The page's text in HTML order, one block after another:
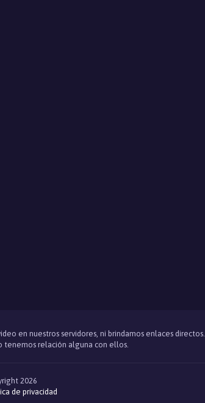
en nuestros servidores, ni brindamos enlaces directos.
tenemos relación alguna con ellos.
2026
de privacidad